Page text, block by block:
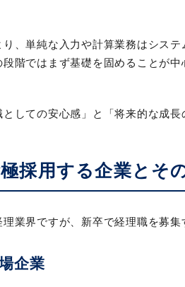
、単純な入力や計算業務はシス
階ではまず基礎を固めることが
しての安心感」と「将来的な成
採用する企業とそ
業界ですが、新卒で経理職を募
企業